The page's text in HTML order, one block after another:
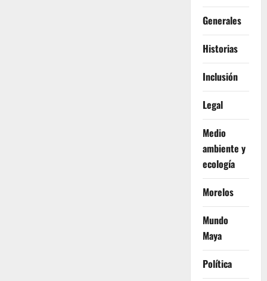
Generales
Historias
Inclusión
Legal
Medio
ambiente y
ecología
Morelos
Mundo
Maya
Política